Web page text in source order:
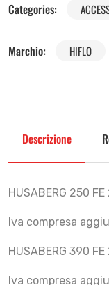
Categories:
Marchio: HIFLO
Descrizione
HUSABERG 250
Iva compresa
HUSABERG 390
Iva compresa